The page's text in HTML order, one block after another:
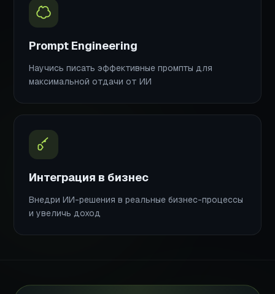
Prompt Engineering
Научись писать эффективные промпты для
максимальной отдачи от ИИ
Интеграция в бизнес
Внедри ИИ-решения в реальные бизнес-процессы
и увеличь доход